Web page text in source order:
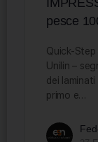
pesce
Quick-Step
Unilin –
dei laminati
primo e…